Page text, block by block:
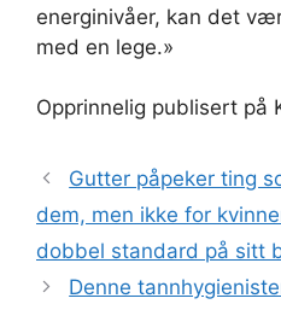
energinivåer, kan det
med en lege.»
Opprinnelig publisert på
Gutter påpeker ting
dem, men ikke for
dobbel standard på sitt
Denne